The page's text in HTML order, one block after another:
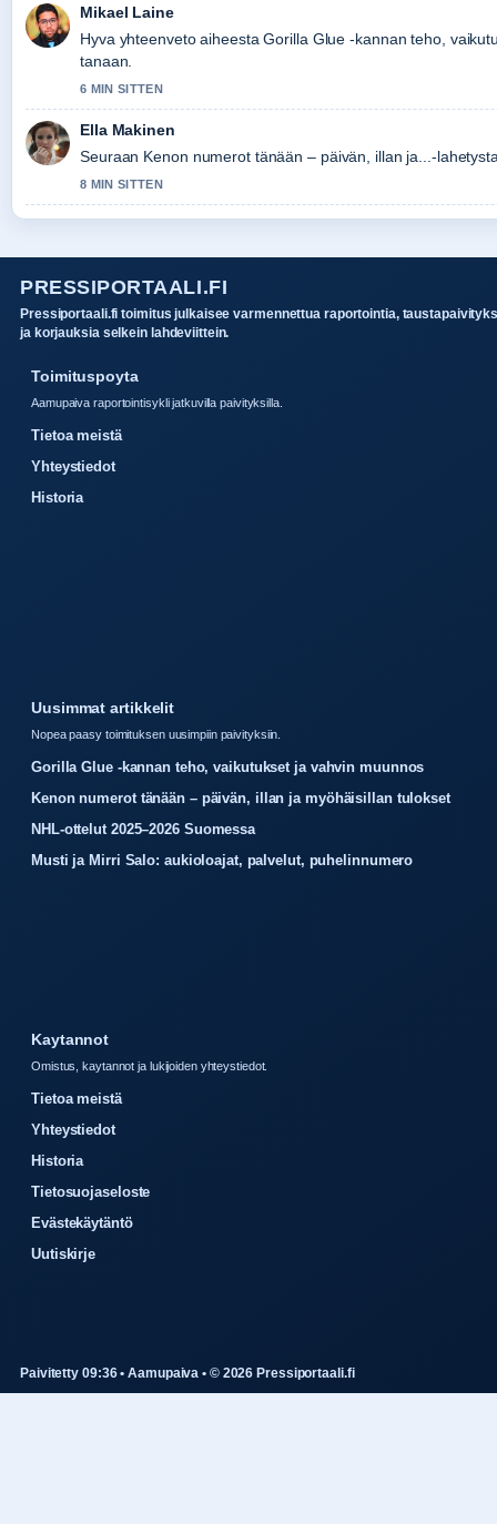
Mikael Laine
Hyva yhteenveto aiheesta Gorilla Glue -kannan teho,
tanaan.
6 MIN SITTEN
Ella Makinen
Seuraan Kenon numerot tänään – päivän, illan ja...-
8 MIN SITTEN
PRESSIPORTAALI.FI
Pressiportaali.fi toimitus julkaisee varmennettua raportointia,
ja korjauksia selkein lahdeviittein.
Toimituspoyta
Aamupaiva raportointisykli jatkuvilla paivityksilla.
Tietoa meistä
Yhteystiedot
Historia
Uusimmat artikkelit
Nopea paasy toimituksen uusimpiin paivityksiin.
Gorilla Glue -kannan teho, vaikutukset ja vahvin muunnos
Kenon numerot tänään – päivän, illan ja myöhäisillan tulokset
NHL-ottelut 2025–2026 Suomessa
Musti ja Mirri Salo: aukioloajat, palvelut, puhelinnumero
Kaytannot
Omistus, kaytannot ja lukijoiden yhteystiedot.
Tietoa meistä
Yhteystiedot
Historia
Tietosuojaseloste
Evästekäytäntö
Uutiskirje
Paivitetty 09:36 • Aamupaiva • © 2026 Pressiportaali.fi